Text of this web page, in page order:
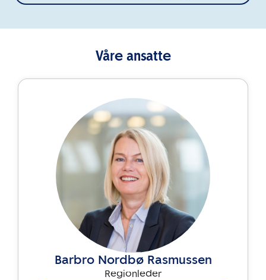
Våre ansatte
Barbro Nordbø Rasmussen
Regionleder